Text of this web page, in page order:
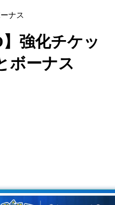
ナス
】強化チケッ
ボーナス